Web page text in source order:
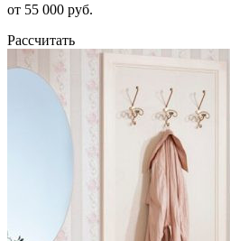
от 55 000 руб.
Рассчитать